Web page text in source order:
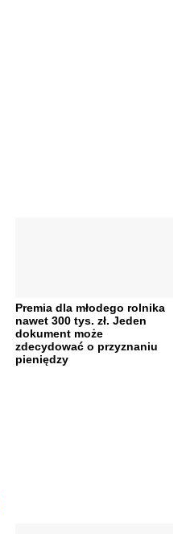
Premia dla młodego rolnika
nawet 300 tys. zł. Jeden
dokument może
zdecydować o przyznaniu
pieniędzy